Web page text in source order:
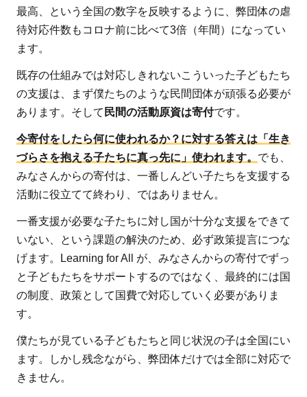
最高、という全国の数字を反映するように、弊団体の虐
待対応件数もコロナ前に比べて3倍（年間）になってい
ます。
既存の仕組みでは対応しきれないこういった子どもたち
の支援は、まず僕たちのような民間団体が頑張る必要が
あります。そして 民間の活動原資は寄付です。
今寄付をしたら何に使われるか？に対する答えは「生き
づらさを抱える子たちに真っ先に」使われます。 でも、
みなさんからの寄付は、一番しんどい子たちを支援する
活動に役立てて終わり、ではありません。
一番支援が必要な子たちに対し国が十分な支援をできて
いない、という課題の解決のため、必ず政策提言につな
げます。Learning for All が、みなさんからの寄付でずっ
と子どもたちをサポートするのではなく、最終的には国
の制度、政策として国費で対応していく必要がありま
す。
僕たちが見ている子どもたちと同じ状況の子は全国にい
ます。しかし残念ながら、弊団体だけでは全部に対応で
きません。